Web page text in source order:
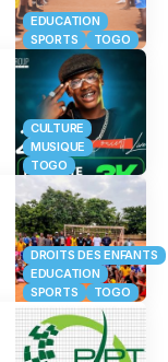
EDUCATION
SPORTS
TOGO
CULTURE
MUSIQUE
TOGO
DROITS DES ENFANTS
EDUCATION
SPORTS
TOGO